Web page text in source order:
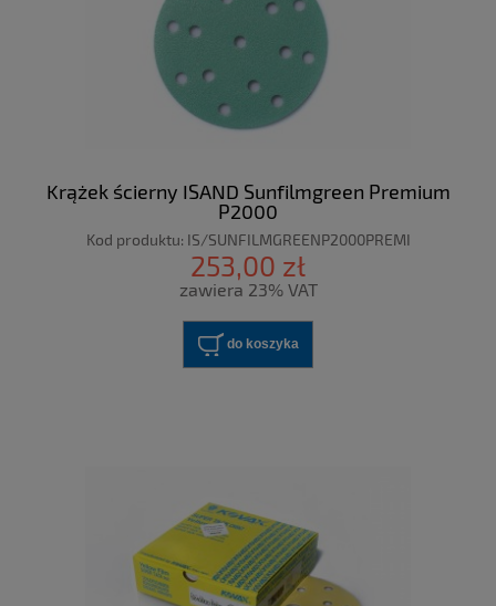
Krążek ścierny ISAND Sunfilmgreen Premium
P2000
Kod produktu: IS/SUNFILMGREENP2000PREMI
253,00 zł
zawiera 23% VAT
do koszyka